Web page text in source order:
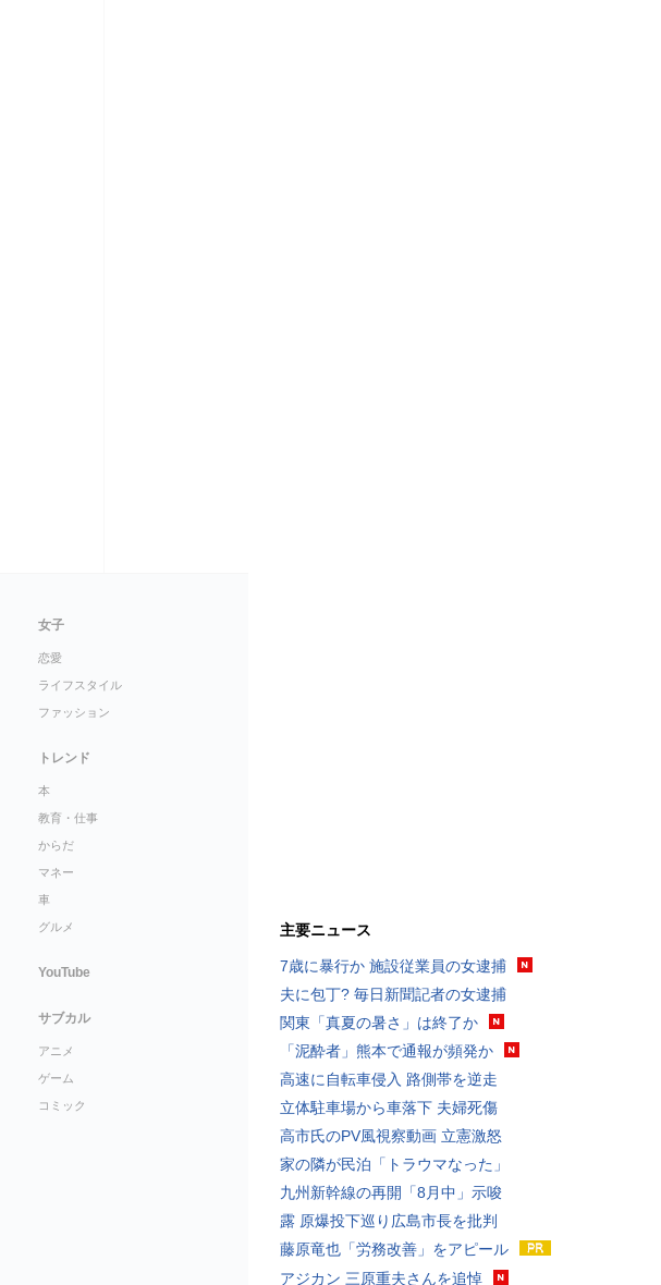
主要ニュース
7歳に暴行か 施設従業員の女逮捕
夫に包丁? 毎日新聞記者の女逮捕
関東「真夏の暑さ」は終了か
「泥酔者」熊本で通報が頻発か
高速に自転車侵入 路側帯を逆走
立体駐車場から車落下 夫婦死傷
高市氏のPV風視察動画 立憲激怒
家の隣が民泊「トラウマなった」
九州新幹線の再開「8月中」示唆
露 原爆投下巡り広島市長を批判
藤原竜也「労務改善」をアピール
アジカン 三原重夫さんを追悼
女子
恋愛
ライフスタイル
ファッション
トレンド
本
教育・仕事
からだ
マネー
車
グルメ
YouTube
サブカル
アニメ
ゲーム
コミック